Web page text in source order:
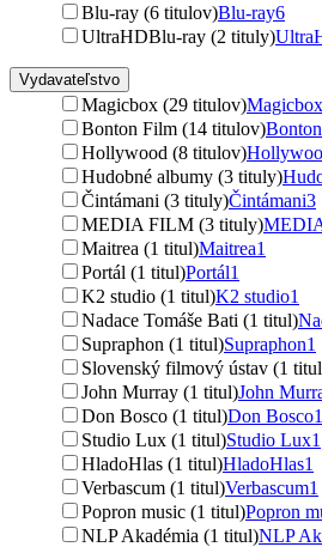
Blu-ray (6 titulov)Blu-ray6
UltraHDBlu-ray (2 tituly)
Vydavateľstvo
Magicbox (29 titulov)Magicbox
Bonton Film (14 titulov)
Hollywood (8 titulov)
Hudobné albumy (3 tituly)
Čintámani (3 tituly)Čintámani3
MEDIA FILM (3 tituly)
Maitrea (1 titul)Maitrea1
Portál (1 titul)Portál1
K2 studio (1 titul)K2 studio1
Nadace Tomáše Bati (1 titul)
Supraphon (1 titul)Supraphon1
Slovenský filmový ústav (1
John Murray (1 titul)John
Don Bosco (1 titul)Don Bosco1
Studio Lux (1 titul)Studio Lux1
HladoHlas (1 titul)HladoHlas1
Verbascum (1 titul)Verbascum1
Popron music (1 titul)Popron
NLP Akadémia (1 titul)NLP